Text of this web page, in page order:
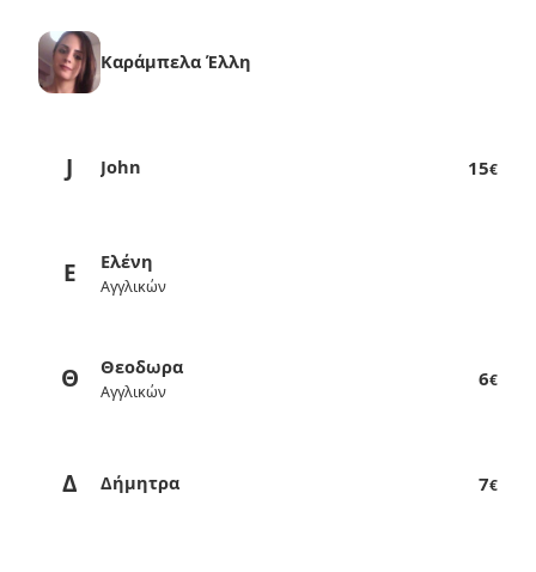
Kαράμπελα Έλλη
J John 15€
Ε Ελένη
Αγγλικών
Θ Θεοδωρα
Αγγλικών
6€
Δ Δήμητρα 7€